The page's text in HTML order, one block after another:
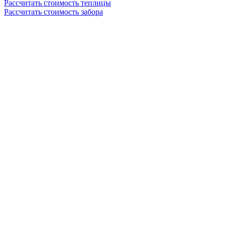
Рассчитать стоимость теплицы
Рассчитать стоимость забора